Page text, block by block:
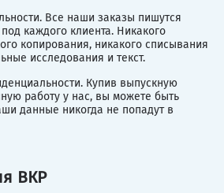
Все наши заказы пишутся
каждого клиента. Никакого
копирования, никакого списывания
исследования и текст.
Купив выпускную
работу у нас, вы можете быть
данные никогда не попадут в
ВКР